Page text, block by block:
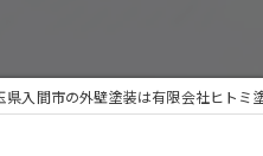
県入間市の外壁塗装は有限会社ヒトミ